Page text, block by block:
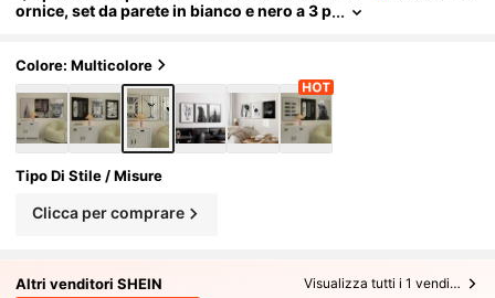
ornice, set da parete in bianco e nero a 3 p
ista, decorazione da camera dopaminergica, d
ecorazione da camera estetica, stampe da par
ete per camera da letto
Colore: Multicolore
Tipo Di Stile / Misure
Clicca per comprare
Altri venditori SHEIN Visualizza tutti i 1 venditori